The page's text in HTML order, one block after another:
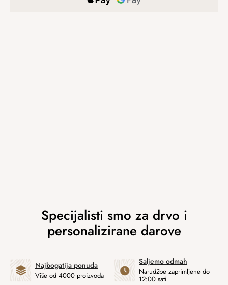
Najbogatija ponuda
Više od 4000 proizvoda
Šaljemo odmah
Narudžbe zaprimljene do
12:00 sati